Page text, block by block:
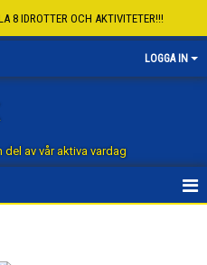
8 IDROTTER OCH AKTIVITETER!!!
LOGGA IN
del av vår aktiva vardag